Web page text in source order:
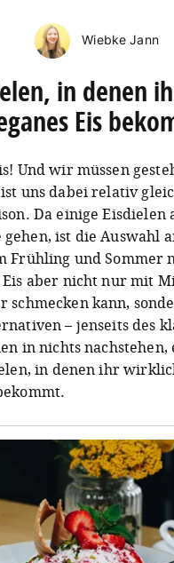
Wiebke Jann
in denen
Eis
Und wir müssen
uns dabei relativ
Da einige
ist die Auswahl
Frühling und Sommer
aber nicht nur mit
schmecken kann,
– jenseits des
in nichts
in denen ihr